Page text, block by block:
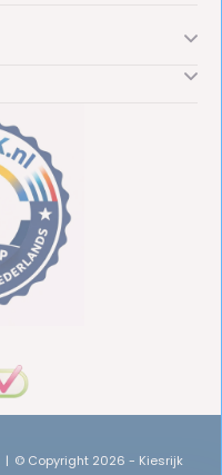
© Copyright 2026 - Kiesrijk